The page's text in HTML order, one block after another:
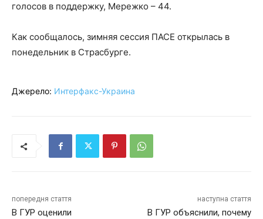
голосов в поддержку, Мережко – 44.
Как сообщалось, зимняя сессия ПАСЕ открылась в
понедельник в Страсбурге.
Джерело: Интерфакс-Украина
попередня стаття
В ГУР оценили
наступна стаття
В ГУР объяснили, почему